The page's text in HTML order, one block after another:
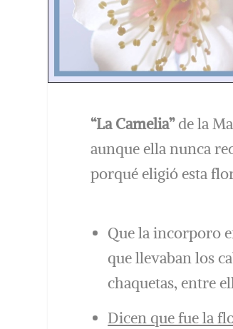
“La Camelia”de la
aunque ella nunca
porqué eligió esta
Que la incorporo
que llevaban los
chaquetas, entre
Dicen que fue la